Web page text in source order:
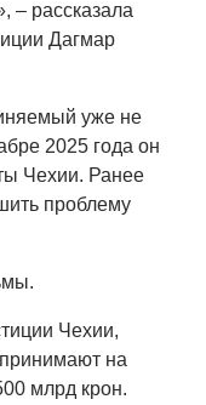
– рассказала
Дагмар
уже не
2025 года он
Чехии. Ранее
проблему
Чехии,
на
млрд крон.